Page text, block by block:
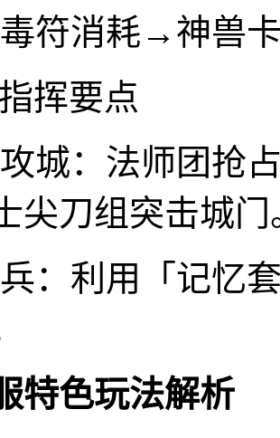
符消耗→神兽
挥要点
城：法师团抢
尖刀组突击城门
：利用「记忆
特色玩法解析